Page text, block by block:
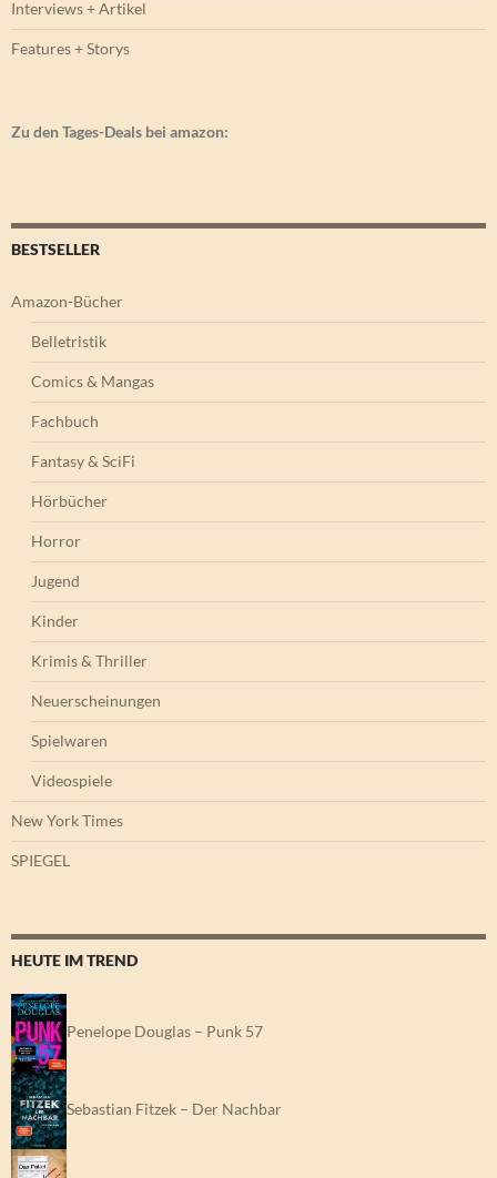
Interviews + Artikel
Features + Storys
Zu den Tages-Deals bei amazon:
BESTSELLER
Amazon-Bücher
Belletristik
Comics & Mangas
Fachbuch
Fantasy & SciFi
Hörbücher
Horror
Jugend
Kinder
Krimis & Thriller
Neuerscheinungen
Spielwaren
Videospiele
New York Times
SPIEGEL
HEUTE IM TREND
Penelope Douglas – Punk 57
Sebastian Fitzek – Der Nachbar